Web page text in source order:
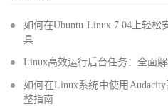
如何在Ubuntu Linux 7.04上轻松
具
Linux高效运行后台任务：全面
如何在Linux系统中使用
整指南